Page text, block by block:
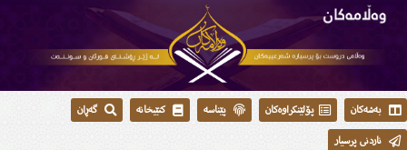
بەشەکان پۆلێنکراوەکان پێناسە کتێبخانە
گەڕان
ناردنی پرسیار